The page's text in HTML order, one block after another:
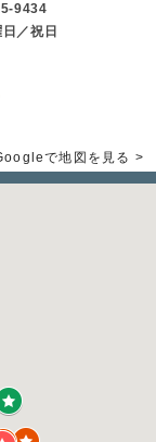
9434
／祝日
で地図を見る >